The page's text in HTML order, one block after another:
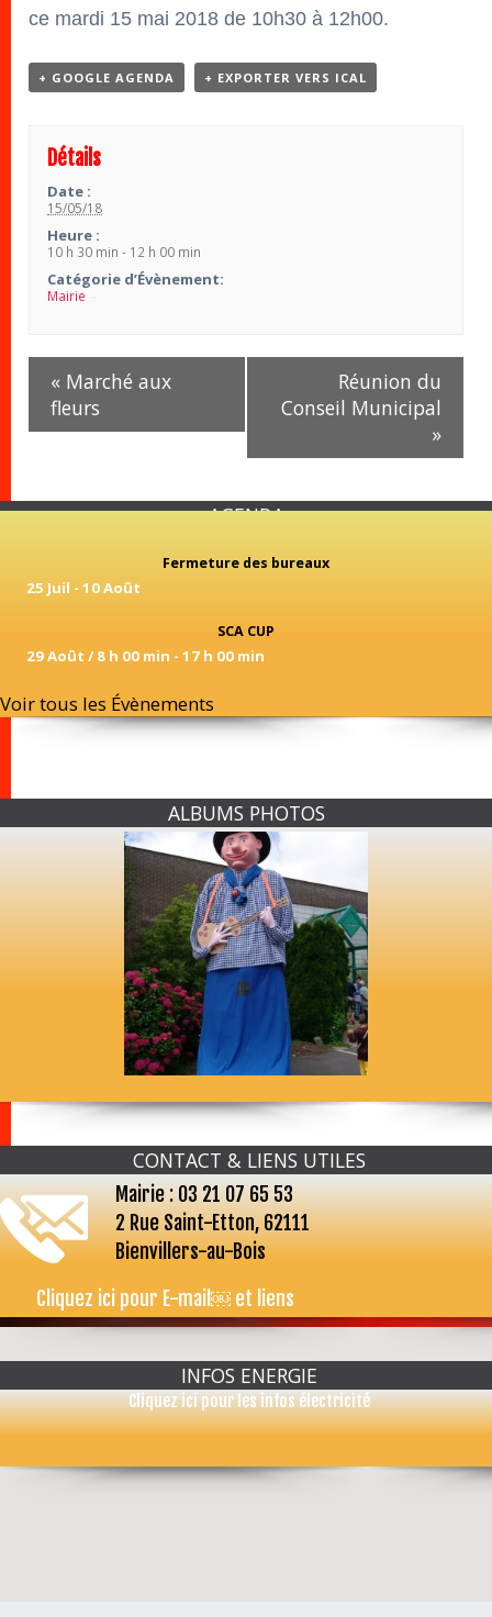
ce mardi 15 mai 2018 de 10h30 à 12h00.
+ GOOGLE AGENDA + EXPORTER VERS ICAL
Détails
Date :
15/05/18
Heure :
10 h 30 min - 12 h 00 min
Catégorie d’Évènement:
Mairie
Navigation
Évènement
« Marché aux
fleurs
Réunion du
Conseil Municipal
»
AGENDA
Fermeture des bureaux
25 Juil - 10 Août
SCA CUP
29 Août / 8 h 00 min - 17 h 00 min
Voir tous les Évènements
ALBUMS PHOTOS
CONTACT & LIENS UTILES
Mairie : 03 21 07 65 53
2 Rue Saint-Etton, 62111
Bienvillers-au-Bois
Cliquez ici pour E-mail￼ et liens
INFOS ENERGIE
Cliquez ici pour les infos électricité